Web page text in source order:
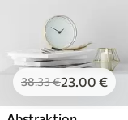
38.33€23.00 €